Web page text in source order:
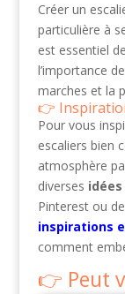
Créer un
particulière à
est essentiel
l’importance
marches et la
Pour vous
escaliers bien
atmosphère
diverses
Pinterest ou
inspirations
comment
Peut